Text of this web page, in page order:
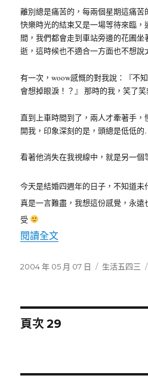
離別總是痛苦的，每兩個星期這痛
快樂時光的結束又是一場等待來臨
間，我們都會走到車站旁邊的花圃
逝，這時候也不適合一方面也不想說
有一次，woow感慨的對我說：『不
會想掉眼淚！？』 那時的我，笑了笑
直到上車時間到了，兩人才牽著手
開我，印象深刻的是，頭總是低低
看著他消失在我視線中，就是另一個
今天是結婚四週年的日子，不知道
真是一言難盡，我想這份感覺，永
受
閱讀全文
發
2004 年 05 月 07 日
分
生活五四三
文
導
頁次29